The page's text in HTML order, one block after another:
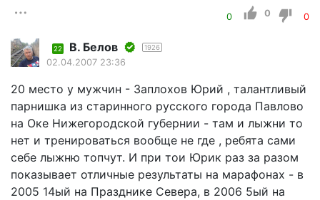
0 0 0
22 В. Белов 1926
02.04.2007 23:36
20 место у мужчин - Заплохов Юрий , талантливый
парнишка из старинного русского города Павлово
на Оке Нижегородской губернии - там и лыжни то
нет и тренироваться вообще не где , ребята сами
себе лыжню топчут. И при тои Юрик раз за разом
показывает отличные результаты на марафонах - в
2005 14ый на Празднике Севера, в 2006 5ый на